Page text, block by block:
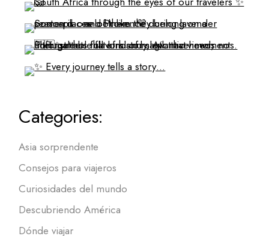
Categories:
Asia sorprendente
Consejos para viajeros
Curiosidades del mundo
Descubriendo América
Dónde viajar